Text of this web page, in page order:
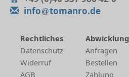
info
tomanro.de
Rechtliches
Datenschutz
Widerruf
AGB
Abwicklung
Anfragen
Bestellen
Zahlung